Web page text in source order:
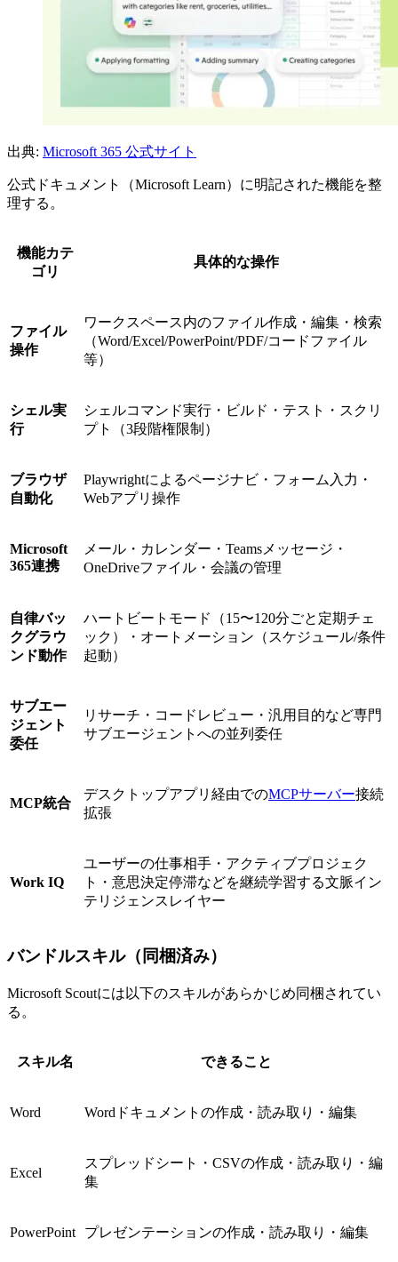
出典: Microsoft 365 公式サイト
公式ドキュメント（Microsoft Learn）に明記された機能を整
理する。
機能カテ
ゴリ
具体的な操作
ファイル
操作
ワークスペース内のファイル作成・編集・検索
（Word/Excel/PowerPoint/PDF/コードファイル
等）
シェル実
行
シェルコマンド実行・ビルド・テスト・スクリ
プト（3段階権限制）
ブラウザ
自動化
Playwrightによるページナビ・フォーム入力・
Webアプリ操作
Microsoft
365連携
メール・カレンダー・Teamsメッセージ・
OneDriveファイル・会議の管理
自律バッ
クグラウ
ンド動作
ハートビートモード（15〜120分ごと定期チェ
ック）・オートメーション（スケジュール/条件
起動）
サブエー
ジェント
委任
リサーチ・コードレビュー・汎用目的など専門
サブエージェントへの並列委任
MCP統合
デスクトップアプリ経由でのMCPサーバー接続
拡張
Work IQ
ユーザーの仕事相手・アクティブプロジェク
ト・意思決定停滞などを継続学習する文脈イン
テリジェンスレイヤー
バンドルスキル（同梱済み）
Microsoft Scoutには以下のスキルがあらかじめ同梱されてい
る。
スキル名 できること
Word Wordドキュメントの作成・読み取り・編集
Excel
スプレッドシート・CSVの作成・読み取り・編
集
PowerPoint プレゼンテーションの作成・読み取り・編集